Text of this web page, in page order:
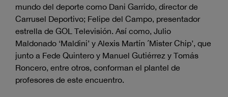
mundo del deporte como Dani Garrido, director de
Carrusel Deportivo; Felipe del Campo, presentador
estrella de GOL Televisión. Así como, Julio
Maldonado ‘Maldini’ y Alexis Martín ´Mister Chip’, que
junto a Fede Quintero y Manuel Gutiérrez y Tomás
Roncero, entre otros, conforman el plantel de
profesores de este encuentro.